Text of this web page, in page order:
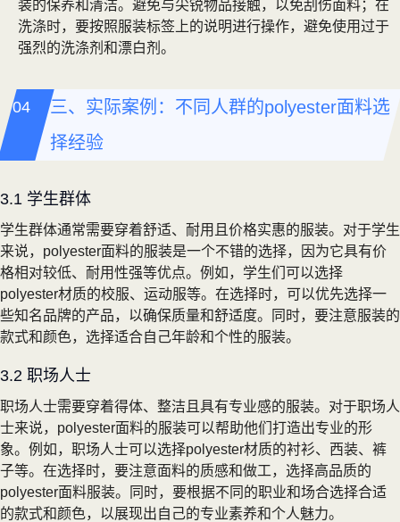
装的保养和清洁。避免与尖锐物品接触，以免刮伤面料；在
洗涤时，要按照服装标签上的说明进行操作，避免使用过于
强烈的洗涤剂和漂白剂。
三、实际案例：不同人群的polyester面料选
择经验
3.1 学生群体
学生群体通常需要穿着舒适、耐用且价格实惠的服装。对于学生
来说，polyester面料的服装是一个不错的选择，因为它具有价
格相对较低、耐用性强等优点。例如，学生们可以选择
polyester材质的校服、运动服等。在选择时，可以优先选择一
些知名品牌的产品，以确保质量和舒适度。同时，要注意服装的
款式和颜色，选择适合自己年龄和个性的服装。
3.2 职场人士
职场人士需要穿着得体、整洁且具有专业感的服装。对于职场人
士来说，polyester面料的服装可以帮助他们打造出专业的形
象。例如，职场人士可以选择polyester材质的衬衫、西装、裤
子等。在选择时，要注意面料的质感和做工，选择高品质的
polyester面料服装。同时，要根据不同的职业和场合选择合适
的款式和颜色，以展现出自己的专业素养和个人魅力。